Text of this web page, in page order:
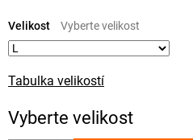
cena:
Tabulka velikostí
Velikost